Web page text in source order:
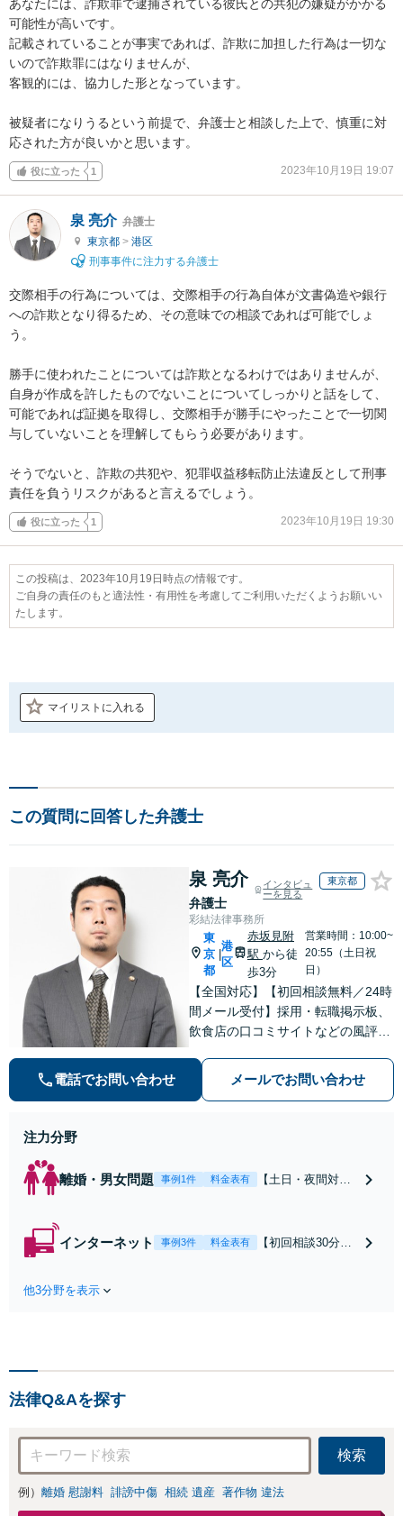
あなたには、詐欺罪で逮捕されている彼氏との共犯の嫌疑がかかる
可能性が高いです。
記載されていることが事実であれば、詐欺に加担した行為は一切な
いので詐欺罪にはなりませんが、
客観的には、協力した形となっています。
被疑者になりうるという前提で、弁護士と相談した上で、慎重に対
応された方が良いかと思います。
役に立った 1 2023年10月19日 19:07
泉 亮介 弁護士
東京都 > 港区
刑事事件に注力する弁護士
交際相手の行為については、交際相手の行為自体が文書偽造や銀行
への詐欺となり得るため、その意味での相談であれば可能でしょ
う。
勝手に使われたことについては詐欺となるわけではありませんが、
自身が作成を許したものでないことについてしっかりと話をして、
可能であれば証拠を取得し、交際相手が勝手にやったことで一切関
与していないことを理解してもらう必要があります。
そうでないと、詐欺の共犯や、犯罪収益移転防止法違反として刑事
責任を負うリスクがあると言えるでしょう。
役に立った 1 2023年10月19日 19:30
この投稿は、2023年10月19日時点の情報です。
ご自身の責任のもと適法性・有用性を考慮してご利用いただくようお願いい
たします。
マイリストに入れる
この質問に回答した弁護士
泉 亮介
弁護士
インタビュ
ーを見る
東京都
彩結法律事務所
東
京
都
港
区
赤坂見附
駅 から徒
歩3分
営業時間：10:00~
20:55（土日祝
日）
【全国対応】【初回相談無料／24時
間メール受付】採用・転職掲示板、
飲食店の口コミサイトなどの風評被
の種類を問わず相談可。可能な限り
早期対応で駆けつけサポート【労
電話でお問い合わせ メールでお問い合わせ
注力分野
離婚・男女問題 事例1件 料金表有
【土日・夜間対応
れたら、サインす
インターネット 事例3件 料金表有
【初回相談30分無
お店の風評被害対
応可：開示請求の
意見照会が来たと
きの対処法、被害
者との示談交渉
他3分野を表示
法律Q&Aを探す
検索
例） 離婚 慰謝料 誹謗中傷 相続 遺産 著作物 違法